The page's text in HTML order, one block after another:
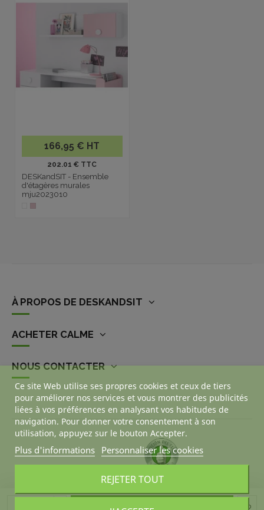
Ajouter au panier
166,95 € HT
202.01 € TTC
DESKandSIT - Ensemble
d'étagères murales
mju2023010
À PROPOS DE DESKANDSIT
ACHETER CALME
NOUS CONTACTER
Ce site Web utilise ses propres cookies et ceux de tiers
pour améliorer nos services et vous montrer des publicités
liées à vos préférences en analysant vos habitudes de
navigation. Pour donner votre consentement à son
utilisation, appuyez sur le bouton Accepter.
Plus d'informations Personnaliser les cookies
REJETER TOUT